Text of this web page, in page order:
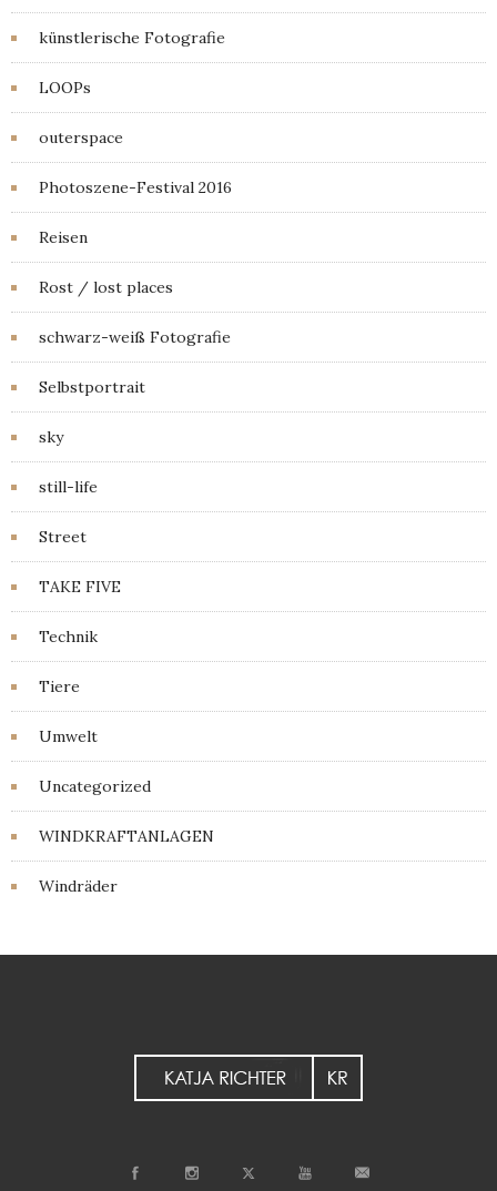
künstlerische Fotografie
LOOPs
outerspace
Photoszene-Festival 2016
Reisen
Rost / lost places
schwarz-weiß Fotografie
Selbstportrait
sky
still-life
Street
TAKE FIVE
Technik
Tiere
Umwelt
Uncategorized
WINDKRAFTANLAGEN
Windräder